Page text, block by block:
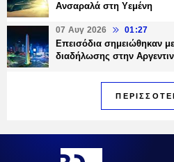
Ανσαραλά στη Υεμένη
07 Αυγ 2026 01:27
Επεισόδια σημειώθηκαν
διαδήλωσης στην